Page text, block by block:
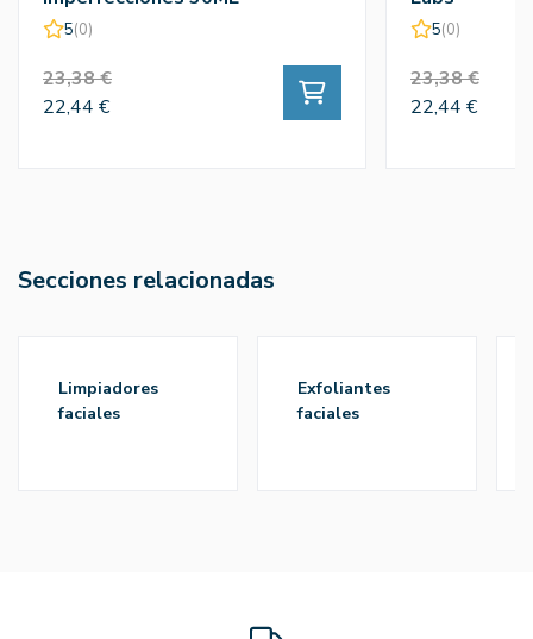
Cantabria Labs
5(0)
23,38 €
22,44 €
5(0)
23,38 €
22,44 €
Secciones relacionadas
limpiadores
faciales
exfoliantes
faciales